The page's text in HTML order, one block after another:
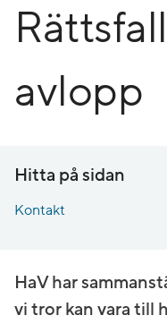
avlopp
Hitta på sidan
Kontakt
HaV har
vi tror kan vara till